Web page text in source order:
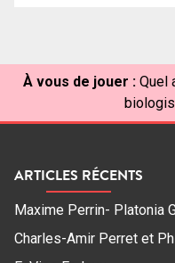
À vous de jouer : Quel
ARTICLES RÉCENTS
Maxime Perrin- Platonia
Charles-Amir Perret et